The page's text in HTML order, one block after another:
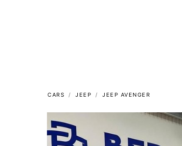
CARS JEEP JEEP AVENGER